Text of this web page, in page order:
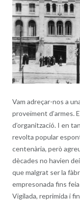
Vam adreçar-nos a
proveïment d’armes.
d’organització. I en
revolta popular
centenària, però
dècades no havien
que malgrat ser la
empresonada fins
Vigilada, reprimida i